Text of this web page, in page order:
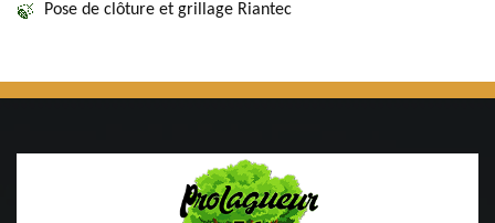
Pose de clôture et grillage Riantec